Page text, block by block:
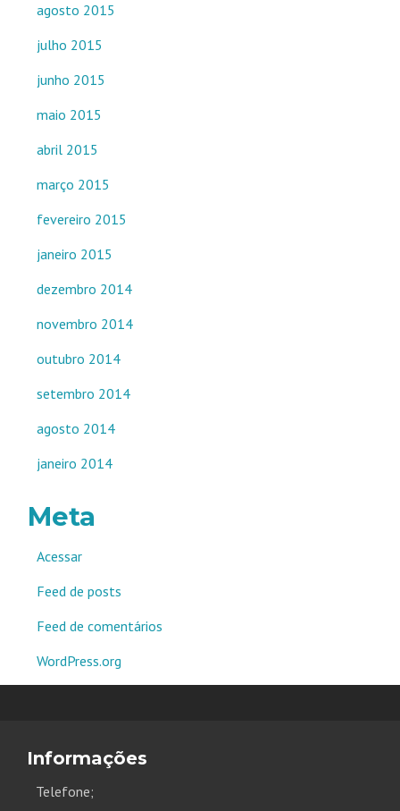
agosto 2015
julho 2015
junho 2015
maio 2015
abril 2015
março 2015
fevereiro 2015
janeiro 2015
dezembro 2014
novembro 2014
outubro 2014
setembro 2014
agosto 2014
janeiro 2014
Meta
Acessar
Feed de posts
Feed de comentários
WordPress.org
Informações
Telefone;